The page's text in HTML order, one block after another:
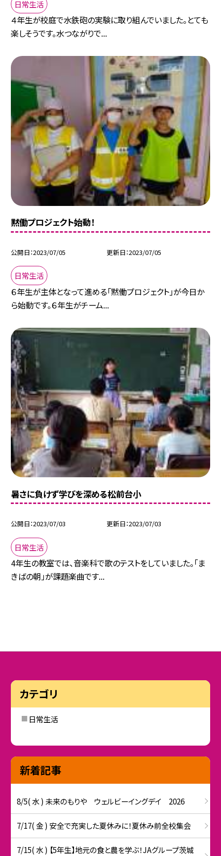
日常生活
４年生が校庭で水鉄砲の実験に取り組んでいました。とても
楽しそうです。水つながりで...
黙働プロジェクト始動！
公開日 2023/07/05 更新日 2023/07/05
日常生活
６年生が主体となって進める「黙働プロジェクト」が今日か
ら始動です。６年生がチーム...
暑さに負けず学びを深める松前台小
公開日 2023/07/03 更新日 2023/07/03
日常生活
4年生の教室では、音楽科で歌のテストをしていました。「ま
きばの朝」が課題楽曲です...
カテゴリ
日常生活
新着記事
8/5( 水 ) 未来のもりや ウェルビーイングデイ 2026
7/17( 金 ) 安全で充実した夏休みに！夏休み前全校集会
7/15( 水 ) 【5年生】地元の食と農を学ぶ！JAグループ茨城